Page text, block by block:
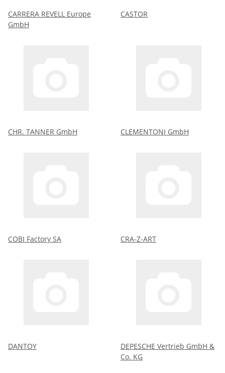
CARRERA REVELL Europe
GmbH
CASTOR
CHR. TANNER GmbH CLEMENTONI GmbH
COBI Factory SA CRA-Z-ART
DANTOY
DEPESCHE Vertrieb GmbH &
Co. KG